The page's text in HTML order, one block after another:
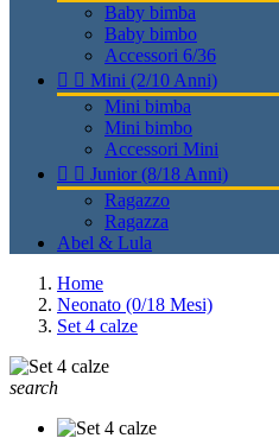
Baby bimba
Baby bimbo
Accessori 6/36
  Mini (2/10 Anni)
Mini bimba
Mini bimbo
Accessori Mini
  Junior (8/18 Anni)
Ragazzo
Ragazza
Abel & Lula
Home
Neonato (0/18 Mesi)
Set 4 calze
search